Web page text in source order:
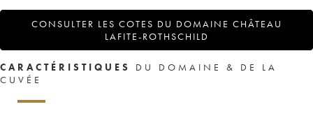
CONSULTER LES COTES DU DOMAINE CHÂTEAU
LAFITE-ROTHSCHILD
CARACTÉRISTIQUES
DU DOMAINE & DE LA
CUVÉE